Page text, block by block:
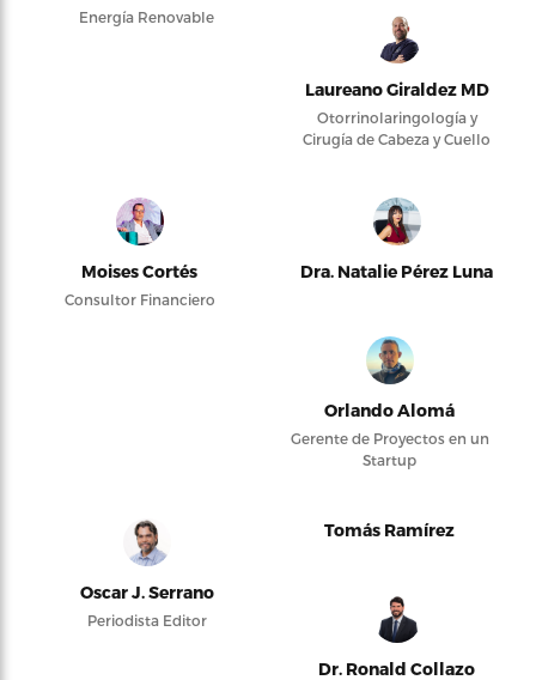
Energía Renovable
Laureano Giraldez MD
Otorrinolaringología y
Cirugía de Cabeza y Cuello
Moises Cortés
Consultor Financiero
Dra. Natalie Pérez Luna
Orlando Alomá
Gerente de Proyectos en un
Startup
Oscar J. Serrano
Periodista Editor
Tomás Ramírez
Dr. Ronald Collazo